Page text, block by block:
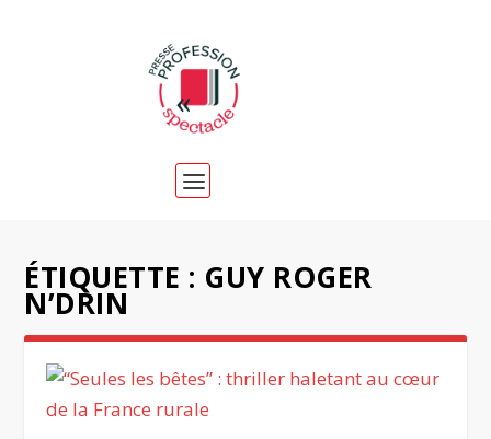
ÉTIQUETTE : GUY ROGER
N’DRIN